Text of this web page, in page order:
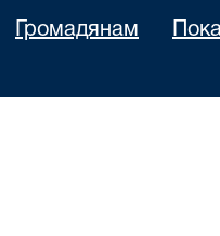
Громадянам